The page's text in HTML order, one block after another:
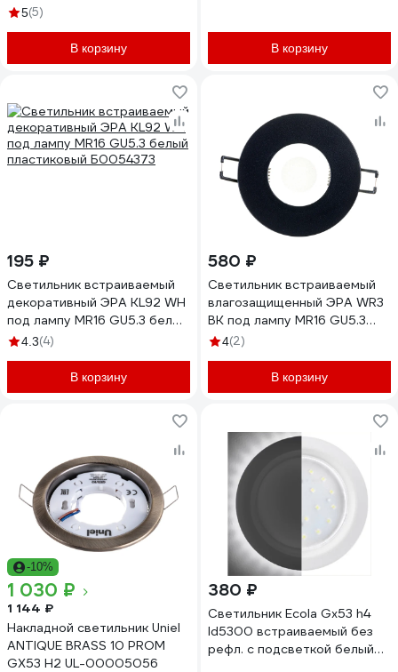
8W PANDORA 358675
5(5)
В корзину В корзину
195 ₽
Светильник встраиваемый
декоративный ЭРА KL92 WH
под лампу MR16 GU5.3 белый
пластиковый Б0054373
4.3(4)
В корзину
580 ₽
Светильник встраиваемый
влагозащищенный ЭРА WR3
BK под лампу MR16 GU5.3
IP44 черный Б0054367
4(2)
В корзину
-10%
1 030 ₽
1 144 ₽
Накладной светильник Uniel
ANTIQUE BRASS 10 PROM
GX53 H2 UL-00005056
380 ₽
Светильник Ecola Gx53 h4
ld5300 встраиваемый без
рефл. с подсветкой белый